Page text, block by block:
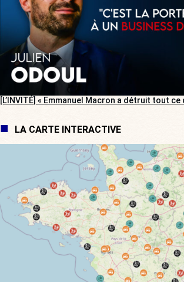
[L’INVITÉ] « Emmanuel Macron a détruit tout ce
LA CARTE INTERACTIVE